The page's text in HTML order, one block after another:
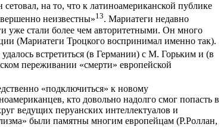
на то, что к латиноамериканской публике
неизвестны»13. Мариатеги недавно
уже стали более чем авторитетными. Он много
(Мариатеги Троцкого воспринимал именно так).
встретиться (в Германии) с М. Горьким и (в
переживании «смерти» европейской
«подключиться» к новому
кто довольно надолго смог попасть в
ведущих перуанских интеллектуалов и
были памятны многим европейцам (Р.Роллан,